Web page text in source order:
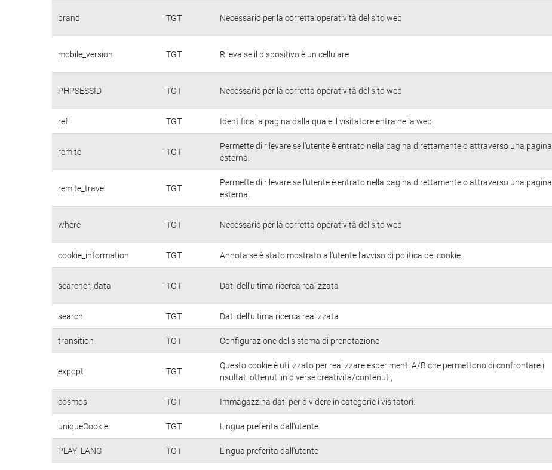
brand TGT Necessario per la corretta operatività del sito web
mobile_version TGT Rileva se il dispositivo è un cellulare
PHPSESSID TGT Necessario per la corretta operatività del sito web
ref TGT Identifica la pagina dalla quale il visitatore entra nella web.
remite TGT
Permette di rilevare se l'utente è entrato nella pagina direttamente o attraverso una pagina
esterna.
remite_travel TGT
Permette di rilevare se l'utente è entrato nella pagina direttamente o attraverso una pagina
esterna.
where TGT Necessario per la corretta operatività del sito web
cookie_information TGT Annota se è stato mostrato all'utente l'avviso di politica dei cookie.
searcher_data TGT Dati dell'ultima ricerca realizzata
search TGT Dati dell'ultima ricerca realizzata
transition TGT Configurazione del sistema di prenotazione
expopt TGT
Questo cookie è utilizzato per realizzare esperimenti A/B che permettono di confrontare i
risultati ottenuti in diverse creatività/contenuti,
cosmos TGT Immagazzina dati per dividere in categorie i visitatori.
uniqueCookie TGT Lingua preferita dall'utente
PLAY_LANG TGT Lingua preferita dall'utente